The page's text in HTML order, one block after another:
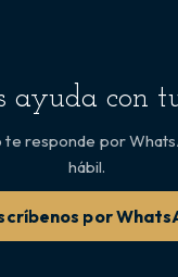
ayuda con
te responde por
hábil.
por